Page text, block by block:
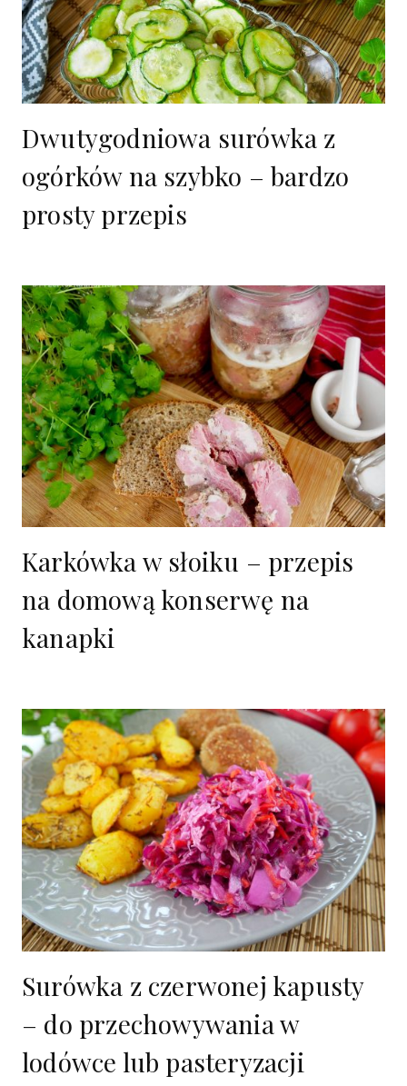
Dwutygodniowa surówka z
ogórków na szybko – bardzo
prosty przepis
Karkówka w słoiku – przepis
na domową konserwę na
kanapki
Surówka z czerwonej kapusty
– do przechowywania w
lodówce lub pasteryzacji